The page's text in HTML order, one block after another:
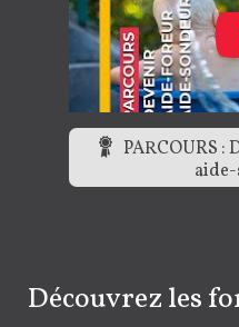
PARCOURS
Découvrez les